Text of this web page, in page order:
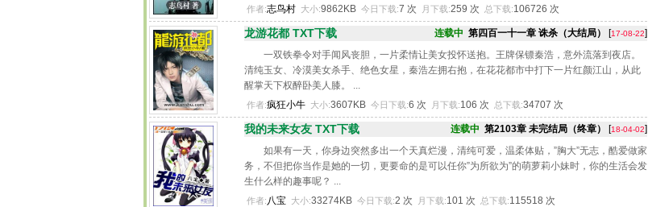
作者:志鸟村 大小:9862KB 今日下载:7 次 月下载:259 次 总下载:106726 次
龙游花都 TXT下载 连载中 第四百一十一章 诛杀（大结局） [17-08-22]
一双铁拳令对手闻风丧胆，一片柔情让美女投怀送抱。王牌保镖秦浩，意外流落到夜店。
清纯玉女、冷漠美女杀手、绝色女星，秦浩左拥右抱，在花花都市中打下一片红颜江山，从此
醒掌天下权醉卧美人膝。 ...
作者:疯狂小牛 大小:3607KB 今日下载:6 次 月下载:106 次 总下载:34707 次
我的未来女友 TXT下载 连载中 第2103章 未完结局（终章） [18-04-02]
如果有一天，你身边突然多出一个天真烂漫，清纯可爱，温柔体贴，”胸大”无志，酷爱做家
务，不但把你当作是她的一切，更要命的是可以任你”为所欲为”的萌萝莉小妹时，你的生活会发
生什么样的趣事呢？ ...
作者:八宝 大小:33274KB 今日下载:2 次 月下载:101 次 总下载:115518 次